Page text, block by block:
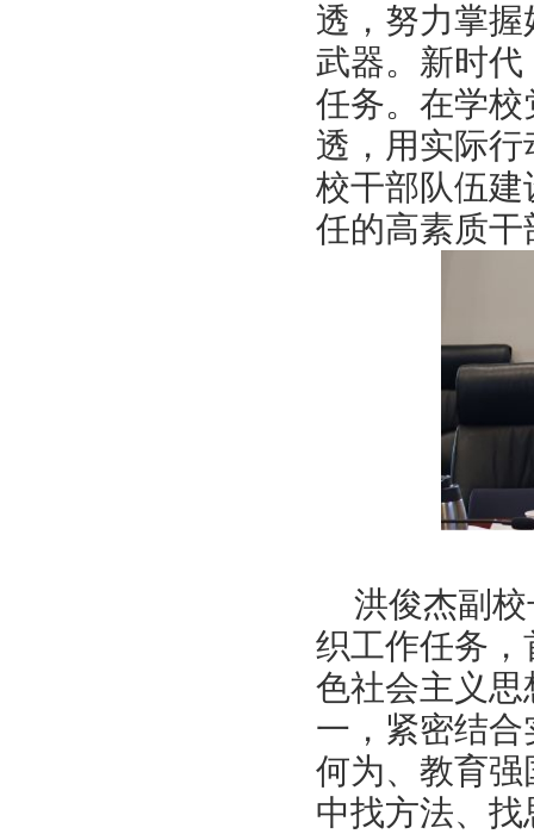
透，努力掌
武器。新时
任务。在学
透，用实际
校干部队伍
任的高素质干
洪俊杰副
织工作任务
色社会主义
一，紧密结
何为、教育强
中找方法、